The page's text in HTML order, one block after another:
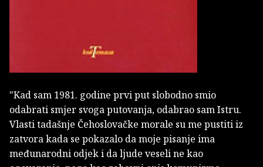
"Kad sam 1981. godine prvi put slobodno smio
odabrati smjer svoga putovanja, odabrao sam Istru.
Vlasti tadašnje Čehoslovačke morale su me pustiti iz
zatvora kada se pokazalo da moje pisanje ima
međunarodni odjek i da ljude veseli ne kao